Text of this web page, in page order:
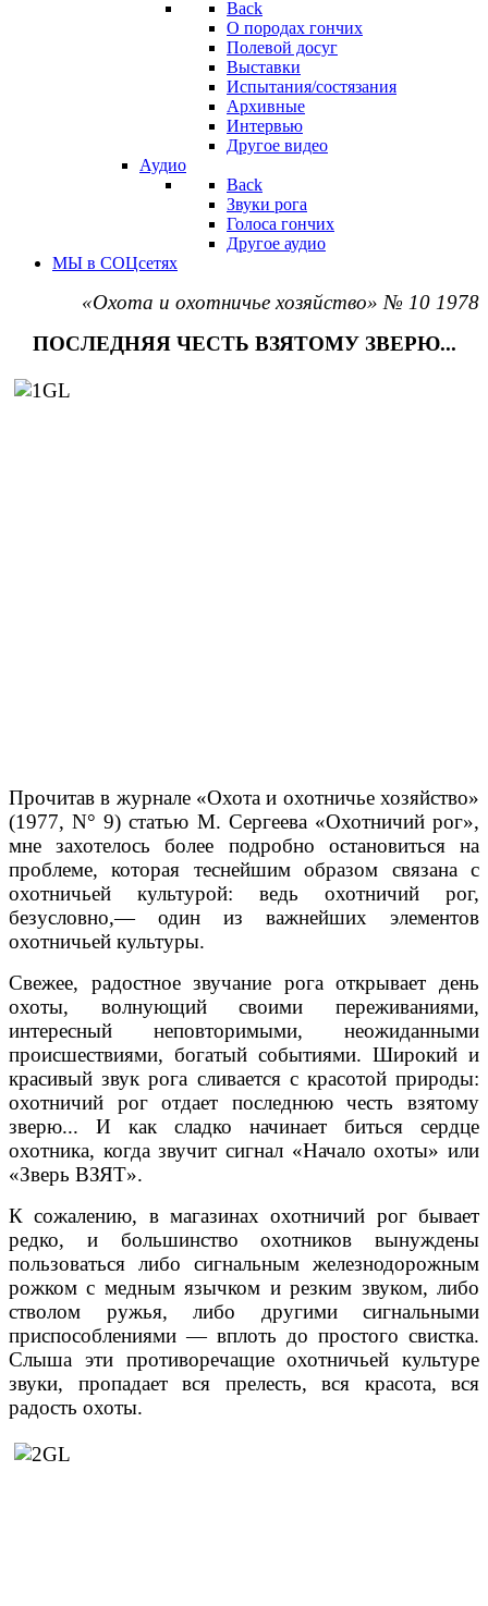
Back
О породах гончих
Полевой досуг
Выставки
Испытания/состязания
Архивные
Интервью
Другое видео
Аудио
Back
Звуки рога
Голоса гончих
Другое аудио
МЫ в СОЦсетях
«Охота и охотничье хозяйство» № 10 1978
ПОСЛЕДНЯЯ ЧЕСТЬ ВЗЯТОМУ ЗВЕРЮ...
Прочитав в журнале «Охота и охотничье хозяйство»
(1977, N° 9) статью М. Сергеева «Охотничий рог»,
мне захотелось более подробно остановиться на
проблеме, которая теснейшим образом связана с
охотничьей культурой: ведь охотничий рог,
безусловно,— один из важнейших элементов
охотничьей культуры.
Свежее, радостное звучание рога открывает день
охоты, волнующий своими переживаниями,
интересный неповторимыми, неожиданными
происшествиями, богатый событиями. Широкий и
красивый звук рога сливается с красотой природы:
охотничий рог отдает последнюю честь взятому
зверю... И как сладко начинает биться сердце
охотника, когда звучит сигнал «Начало охоты» или
«Зверь ВЗЯТ».
К сожалению, в магазинах охотничий рог бывает
редко, и большинство охотников вынуждены
пользоваться либо сигнальным железнодорожным
рожком с медным язычком и резким звуком, либо
стволом ружья, либо другими сигнальными
приспособлениями — вплоть до простого свистка.
Слыша эти противоречащие охотничьей культуре
звуки, пропадает вся прелесть, вся красота, вся
радость охоты.